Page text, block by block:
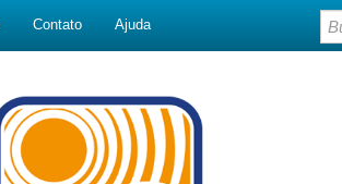
Contato Ajuda